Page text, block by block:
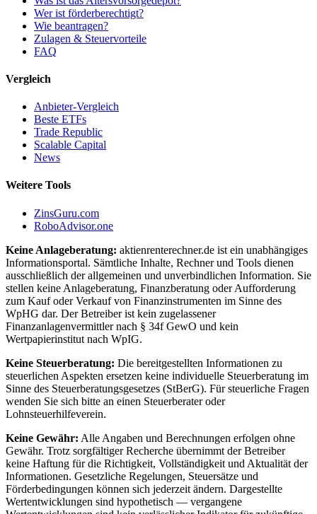
Wer ist förderberechtigt?
Wie beantragen?
Zulagen & Steuervorteile
FAQ
Vergleich
Anbieter-Vergleich
Beste ETFs
Trade Republic
Scalable Capital
News
Weitere Tools
ZinsGuru.com
RoboAdvisor.one
Keine Anlageberatung: aktienrenterechner.de ist ein unabhängiges
Informationsportal. Sämtliche Inhalte, Rechner und Tools dienen
ausschließlich der allgemeinen und unverbindlichen Information. Sie
stellen keine Anlageberatung, Finanzberatung oder Aufforderung
zum Kauf oder Verkauf von Finanzinstrumenten im Sinne des
WpHG dar. Der Betreiber ist kein zugelassener
Finanzanlagenvermittler nach § 34f GewO und kein
Wertpapierinstitut nach WpIG.
Keine Steuerberatung: Die bereitgestellten Informationen zu
steuerlichen Aspekten ersetzen keine individuelle Steuerberatung im
Sinne des Steuerberatungsgesetzes (StBerG). Für steuerliche Fragen
wenden Sie sich bitte an einen Steuerberater oder
Lohnsteuerhilfeverein.
Keine Gewähr: Alle Angaben und Berechnungen erfolgen ohne
Gewähr. Trotz sorgfältiger Recherche übernimmt der Betreiber
keine Haftung für die Richtigkeit, Vollständigkeit und Aktualität der
Informationen. Gesetzliche Regelungen, Steuersätze und
Förderbedingungen können sich jederzeit ändern. Dargestellte
Wertentwicklungen sind hypothetisch — vergangene